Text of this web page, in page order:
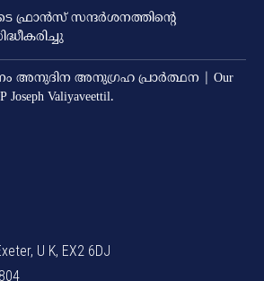
ഫ്രാന്‍സ് സന്ദര്‍ശനത്തിന്റെ
അനുദിന അനുഗ്രഹ പ്രാർത്ഥന | Our
Valiyaveettil.
U K, EX2 6DJ